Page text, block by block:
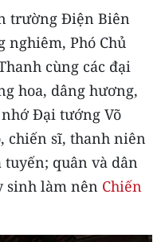
trường Điện Biên
Phó Chủ
cùng các đại
hoa, dâng hương,
Đại tướng Võ
chiến sĩ, thanh niên
quân và dân
sinh làm nên Chiến